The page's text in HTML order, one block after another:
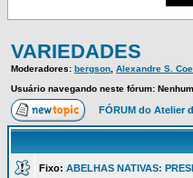
VARIEDADES
Moderadores: bergson Alexandre S.
Usuário navegando neste fórum: Nenhum
FÓRUM do Atelier
Fixo: ABELHAS NATIVAS: